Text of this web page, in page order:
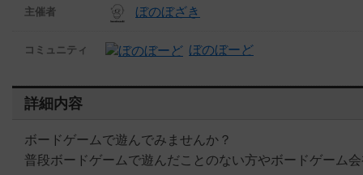
主催者 ぼのぼざき
コミュニティ ぼのぼーど
詳細内容
ボードゲームで遊んでみませんか？
普段ボードゲームで遊んだことのない方やボードゲーム